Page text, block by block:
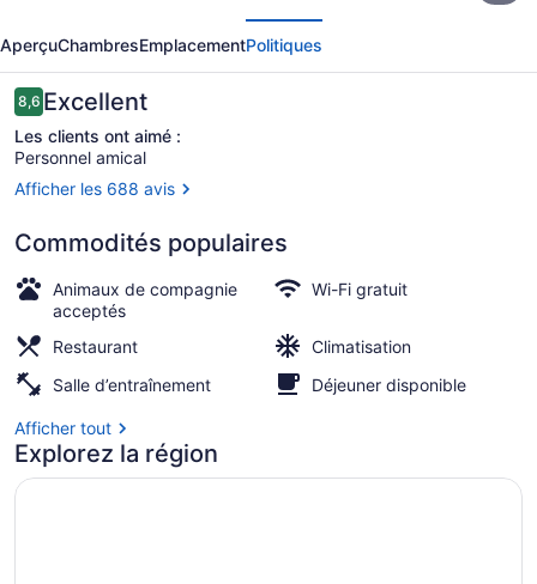
Origin
Atlanta,
a
Wyndham
Hotel
AperçuChambresEmplacementPolitiques
Avis
8,68,6 sur 10 –
Excellent
Les clients ont aimé :
Personnel amical
Afficher les 688 avis
Commodités populaires
Animaux de compagnie
acceptés
Wi-Fi gratuit
Restaurant
Climatisation
Salle d’entraînement
Déjeuner disponible
Afficher tout
Explorez la région